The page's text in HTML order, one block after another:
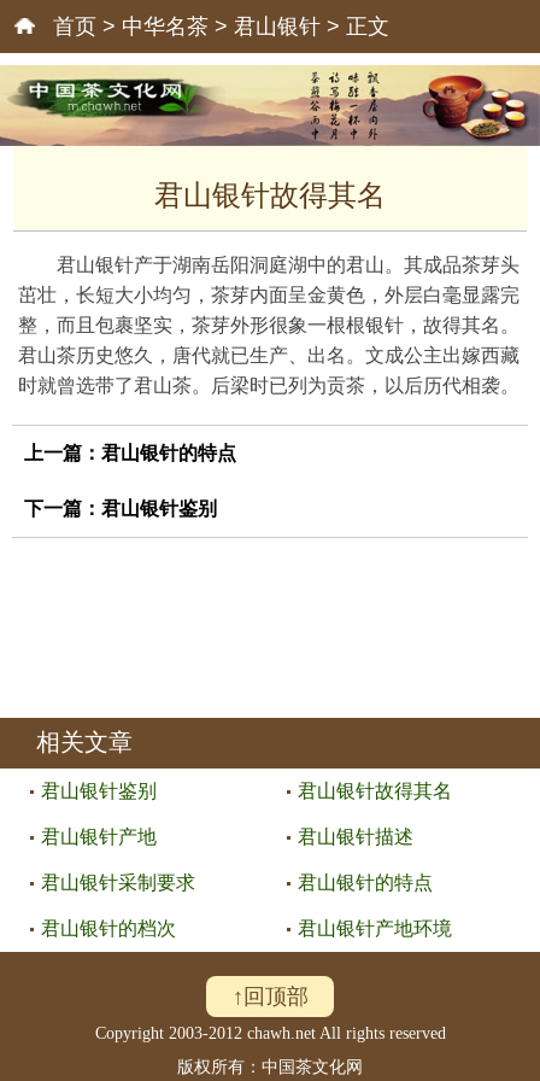
首页 > 中华名茶 > 君山银针 > 正文
君山银针故得其名
君山银针产于湖南岳阳洞庭湖中的君山。其成品茶芽头
茁壮，长短大小均匀，茶芽内面呈金黄色，外层白毫显露完
整，而且包裹坚实，茶芽外形很象一根根银针，故得其名。
君山茶历史悠久，唐代就已生产、出名。文成公主出嫁西藏
时就曾选带了君山茶。后梁时已列为贡茶，以后历代相袭。
上一篇： 君山银针的特点
下一篇： 君山银针鉴别
相关文章
君山银针鉴别 君山银针故得其名
君山银针产地 君山银针描述
君山银针采制要求 君山银针的特点
君山银针的档次 君山银针产地环境
↑回顶部
Copyright 2003-2012 chawh.net All rights reserved
版权所有：中国茶文化网